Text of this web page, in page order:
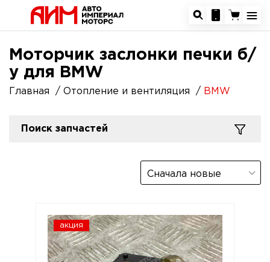
Моторчик заслонки печки б/
у для BMW
Главная Отопление и вентиляция BMW
Поиск запчастей
Сначала новые
акция